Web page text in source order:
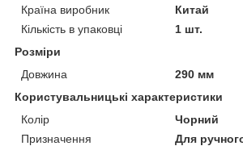
Країна виробник
Китай
Кількість в упаковці
1 шт.
Розміри
Довжина
290 мм
Користувальницькі характеристики
Колір
Чорний
Призначення
Для